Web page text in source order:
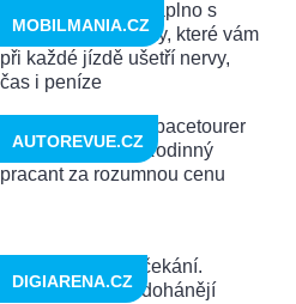
MOBILMANIA.CZ
AUTOREVUE.CZ
DIGIARENA.CZ